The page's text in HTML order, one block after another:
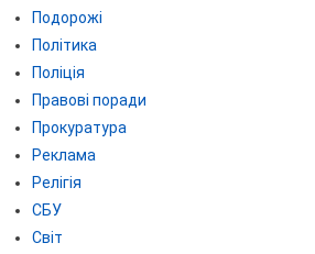
Подорожі
Політика
Поліція
Правові поради
Прокуратура
Реклама
Релігія
СБУ
Світ